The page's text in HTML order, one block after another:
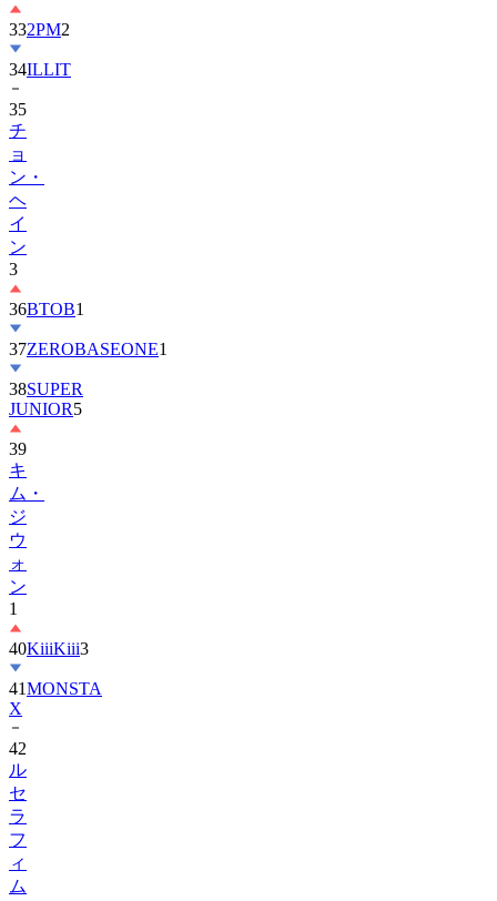
34ILLIT
35
チ
ョ
ン・
ヘ
イ
ン
3
36
37ZEROBASEONE
38SUPER
JUNIOR
39
キ
ム・
ジ
ウ
ォ
ン
1
40
41MONSTA
X
42
ル
セ
ラ
フ
ィ
ム
43